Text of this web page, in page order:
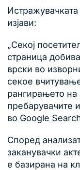
изјави:
„Секој
страница
врски во
секое
рангирањето на
пребарувачите
во Google
Според
заканувачки
е базирана на